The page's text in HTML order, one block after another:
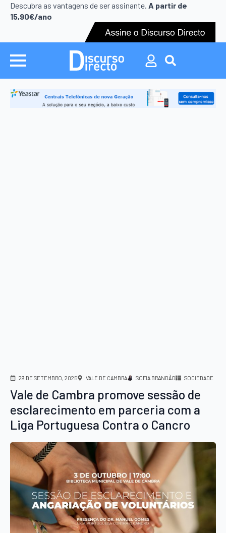
Descubra as vantagens de ser assinante. A partir de
15,90€/ano
Search
for:
Search
29 DE SETEMBRO, 2025 VALE DE CAMBRA SOFIA BRANDÃO SOCIEDADE
Vale de Cambra promove sessão de
esclarecimento em parceria com a
Liga Portuguesa Contra o Cancro